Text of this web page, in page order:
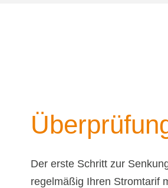
Der erste Schritt zur
regelmäßig Ihren Stromtarif